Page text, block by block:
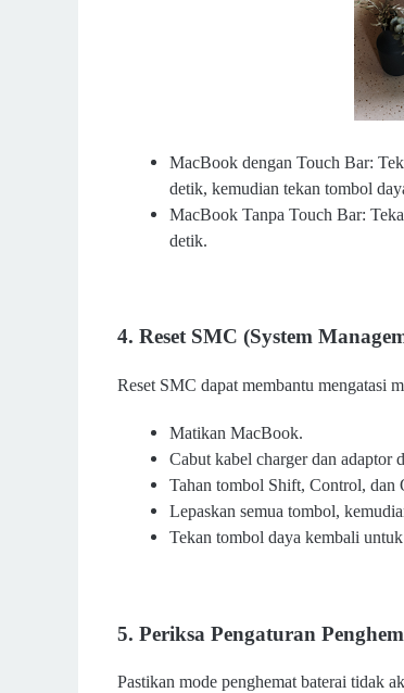
MacBook dengan Touch Bar:
detik, kemudian tekan tombol
MacBook Tanpa Touch Bar:
detik.
4. Reset SMC (System
Reset SMC dapat membantu mengatasi
Matikan MacBook.
Cabut kabel charger dan adaptor
Tahan tombol Shift, Control, dan
Lepaskan semua tombol,
Tekan tombol daya kembali
5. Periksa Pengaturan
Pastikan mode penghemat baterai tidak